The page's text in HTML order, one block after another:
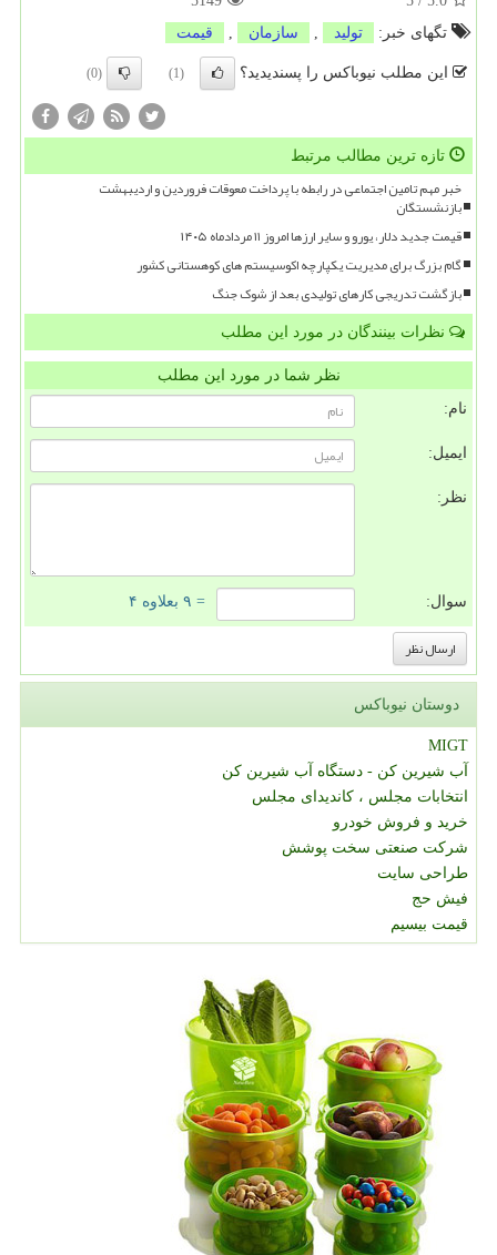
تگهای خبر:
تولید سازمان قیمت
این مطلب نیوباکس را پسندیدید؟ (1)
(0)
تازه ترین مطالب مرتبط
خبر مهم تامین اجتماعی در رابطه با پرداخت معوقات فروردین و اردیبهشت
بازنشستگان
قیمت جدید دلار، یورو و سایر ارزها امروز ۱۱ مردادماه ۱۴۰۵
گام بزرگ برای مدیریت یکپارچه اکوسیستم های کوهستانی کشور
بازگشت تدریجی کارهای تولیدی بعد از شوک جنگ
نظرات بینندگان در مورد این مطلب
نظر شما در مورد این مطلب
نام:
ایمیل:
نظر:
سوال: = ۹ بعلاوه ۴
دوستان نیوباکس
MIGT
آب شیرین کن - دستگاه آب شیرین کن
انتخابات مجلس ، کاندیدای مجلس
خرید و فروش خودرو
شرکت صنعتی سخت پوشش
طراحی سایت
فیش حج
قیمت بیسیم